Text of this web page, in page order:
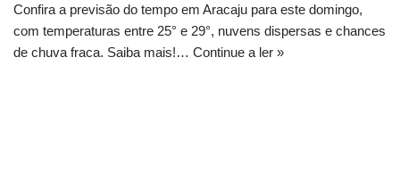
Confira a previsão do tempo em Aracaju para este domingo,
com temperaturas entre 25° e 29°, nuvens dispersas e chances
de chuva fraca. Saiba mais!… Continue a ler »